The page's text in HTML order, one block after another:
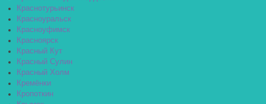
Краснотурьинск
Красноуральск
Красноуфимск
Красноярск
Красный Кут
Красный Сулин
Красный Холм
Кремёнки
Кропоткин